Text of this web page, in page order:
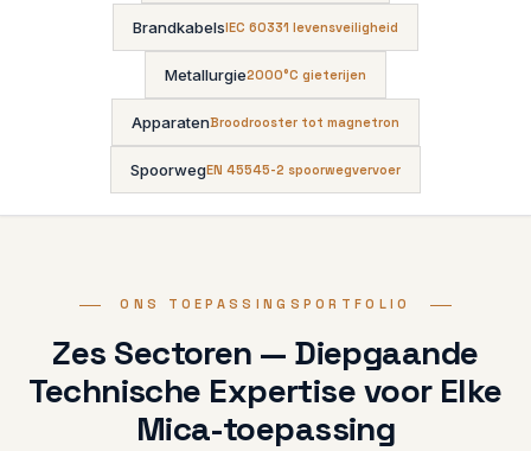
BrandkabelsIEC 60331 levensveiligheid
Metallurgie2000°C gieterijen
ApparatenBroodrooster tot magnetron
SpoorwegEN 45545-2 spoorwegvervoer
ONS TOEPASSINGSPORTFOLIO
Zes Sectoren — Diepgaande
Technische Expertise voor Elke
Mica-toepassing